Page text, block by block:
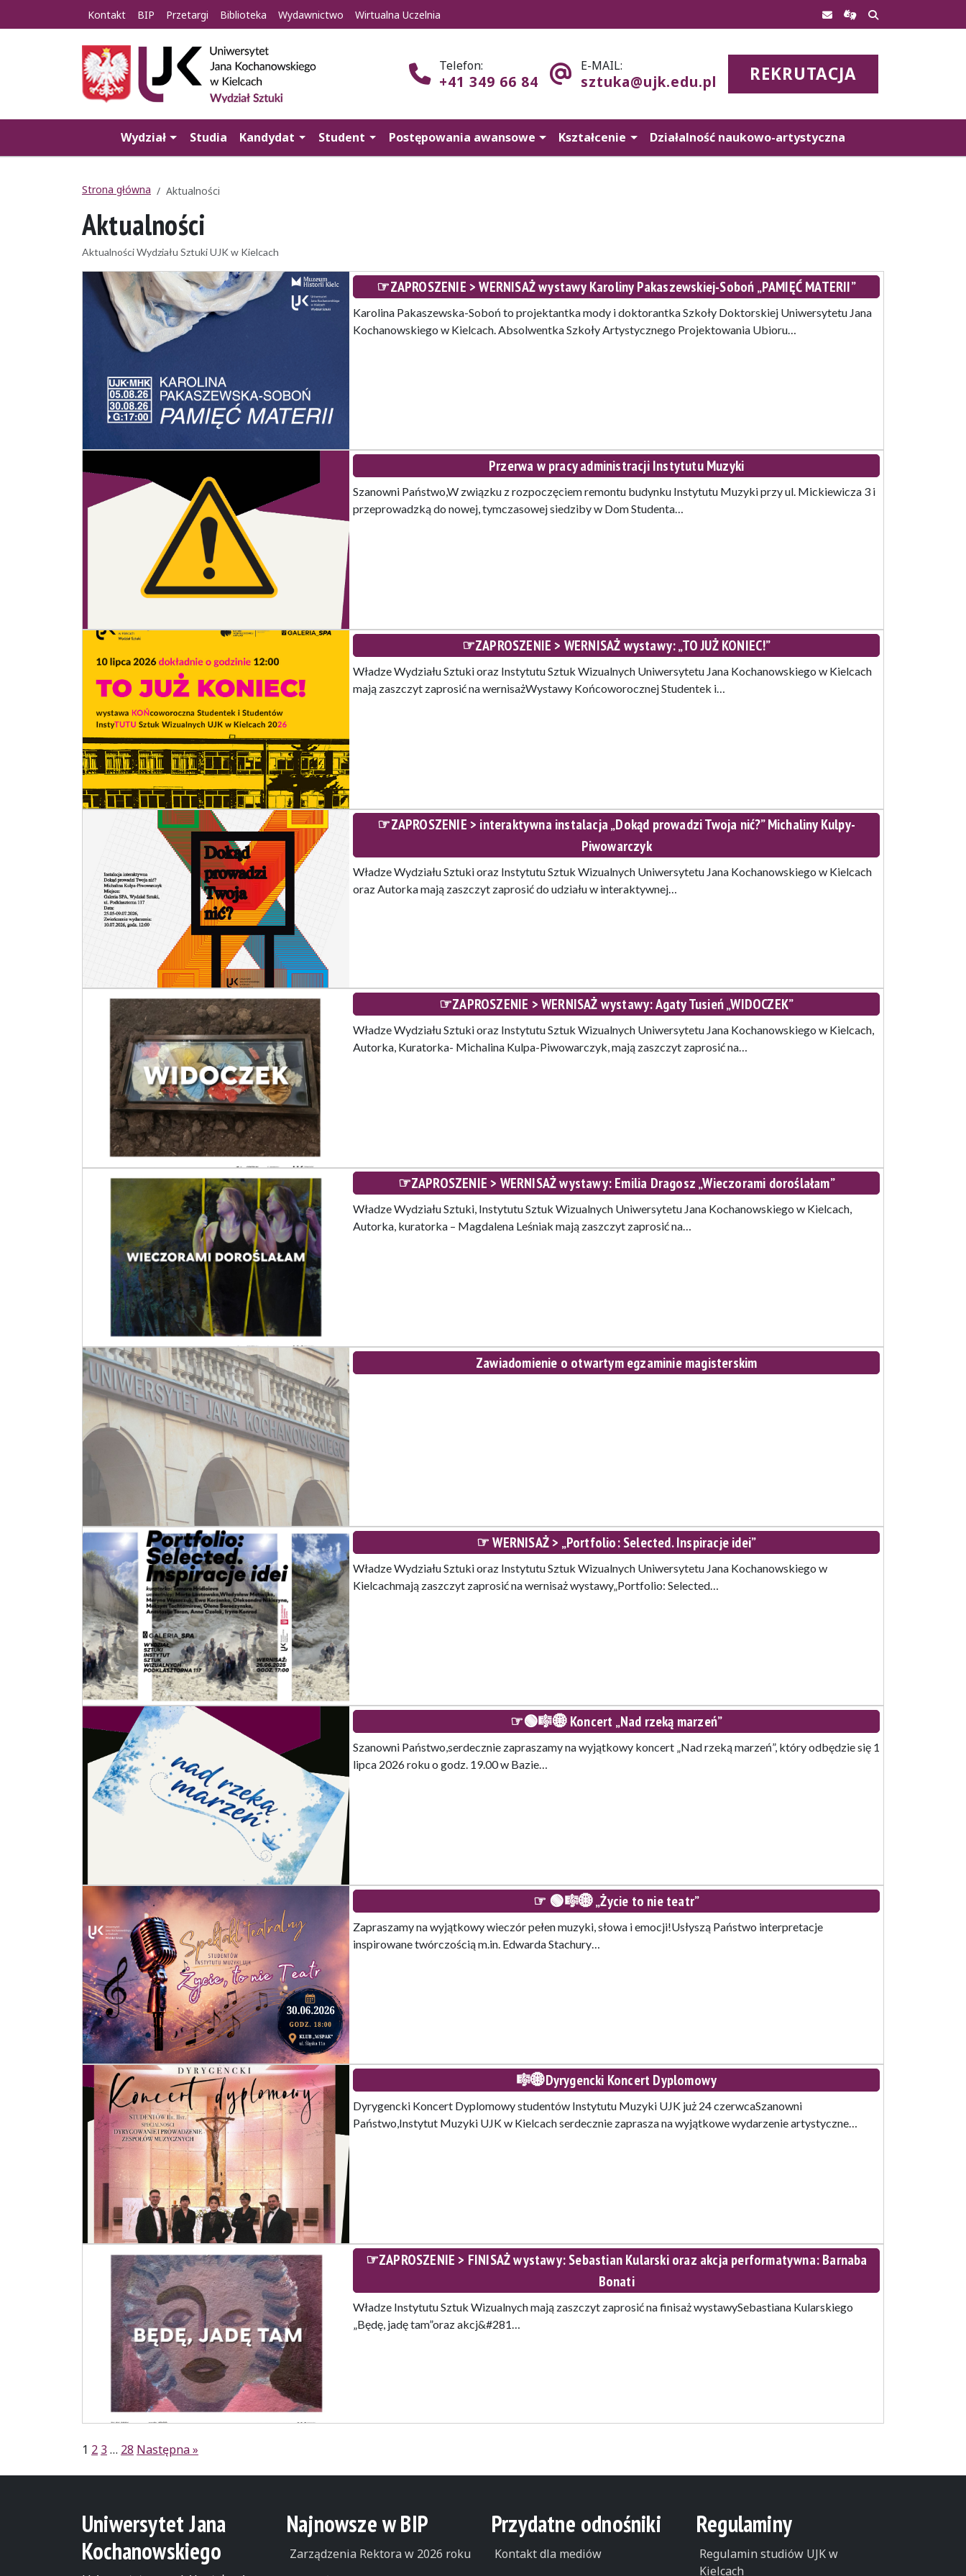
Kontakt BIP Przetargi Biblioteka Wydawnictwo Wirtualna Uczelnia
Telefon:
+41 349 66 84
E-MAIL:
sztuka@ujk.edu.pl REKRUTACJA
Wydział Studia Kandydat Student Postępowania awansowe Kształcenie Działalność naukowo-artystyczna
Strona główna Aktualności
Aktualności
Aktualności Wydziału Sztuki UJK w Kielcach
☞ZAPROSZENIE > WERNISAŻ wystawy Karoliny Pakaszewskiej-Soboń „PAMIĘĆ MATERII”
Karolina Pakaszewska-Soboń to projektantka mody i doktorantka Szkoły Doktorskiej Uniwersytetu Jana
Kochanowskiego w Kielcach. Absolwentka Szkoły Artystycznego Projektowania Ubioru…
Przerwa w pracy administracji Instytutu Muzyki
Szanowni Państwo,W związku z rozpoczęciem remontu budynku Instytutu Muzyki przy ul. Mickiewicza 3 i
przeprowadzką do nowej, tymczasowej siedziby w Dom Studenta…
☞ZAPROSZENIE > WERNISAŻ wystawy: „TO JUŻ KONIEC!”
Władze Wydziału Sztuki oraz Instytutu Sztuk Wizualnych Uniwersytetu Jana Kochanowskiego w Kielcach
mają zaszczyt zaprosić na wernisażWystawy Końcoworocznej Studentek i…
☞ZAPROSZENIE > interaktywna instalacja „Dokąd prowadzi Twoja nić?” Michaliny Kulpy-
Piwowarczyk
Władze Wydziału Sztuki oraz Instytutu Sztuk Wizualnych Uniwersytetu Jana Kochanowskiego w Kielcach
oraz Autorka mają zaszczyt zaprosić do udziału w interaktywnej…
☞ZAPROSZENIE > WERNISAŻ wystawy: Agaty Tusień „WIDOCZEK”
Władze Wydziału Sztuki oraz Instytutu Sztuk Wizualnych Uniwersytetu Jana Kochanowskiego w Kielcach,
Autorka, Kuratorka- Michalina Kulpa-Piwowarczyk, mają zaszczyt zaprosić na…
☞ZAPROSZENIE > WERNISAŻ wystawy: Emilia Dragosz „Wieczorami doroślałam”
Władze Wydziału Sztuki, Instytutu Sztuk Wizualnych Uniwersytetu Jana Kochanowskiego w Kielcach,
Autorka, kuratorka – Magdalena Leśniak mają zaszczyt zaprosić na…
Zawiadomienie o otwartym egzaminie magisterskim
☞ WERNISAŻ > „Portfolio: Selected. Inspiracje idei”
Władze Wydziału Sztuki oraz Instytutu Sztuk Wizualnych Uniwersytetu Jana Kochanowskiego w
Kielcachmają zaszczyt zaprosić na wernisaż wystawy„Portfolio: Selected…
☞🟢🎼🌐 Koncert „Nad rzeką marzeń”
Szanowni Państwo,serdecznie zapraszamy na wyjątkowy koncert „Nad rzeką marzeń”, który odbędzie się 1
lipca 2026 roku o godz. 19.00 w Bazie…
☞ 🟢🎼🌐 „Życie to nie teatr”
Zapraszamy na wyjątkowy wieczór pełen muzyki, słowa i emocji!Usłyszą Państwo interpretacje
inspirowane twórczością m.in. Edwarda Stachury…
🎼🌐Dyrygencki Koncert Dyplomowy
Dyrygencki Koncert Dyplomowy studentów Instytutu Muzyki UJK już 24 czerwcaSzanowni
Państwo,Instytut Muzyki UJK w Kielcach serdecznie zaprasza na wyjątkowe wydarzenie artystyczne…
☞ZAPROSZENIE > FINISAŻ wystawy: Sebastian Kularski oraz akcja performatywna: Barnaba
Bonati
Władze Instytutu Sztuk Wizualnych mają zaszczyt zaprosić na finisaż wystawySebastiana Kularskiego
„Będę, jadę tam”oraz akcj&#281…
Stronicowanie
wpisów
1 2 3 … 28 Następna »
Uniwersytet Jana
Kochanowskiego
Najnowsze w BIP
Zarządzenia Rektora w 2026 roku
Przydatne odnośniki
Kontakt dla mediów
Regulaminy
Regulamin studiów UJK w
Kielcach